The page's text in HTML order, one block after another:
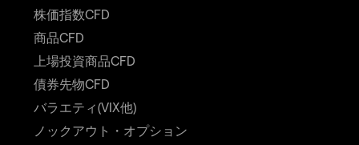
株価指数CFD
商品CFD
上場投資商品CFD
債券先物CFD
バラエティ(VIX他)
ノックアウト・オプション